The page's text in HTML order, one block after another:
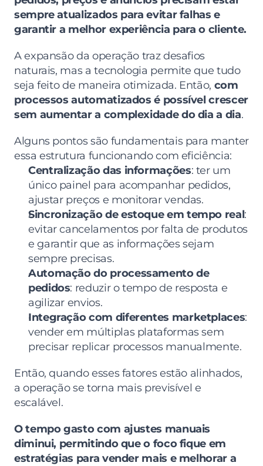
sempre atualizados para evitar falhas e
garantir a melhor experiência para o cliente.
A expansão da operação traz desafios
naturais, mas a tecnologia permite que tudo
seja feito de maneira otimizada. Então, com
processos automatizados é possível crescer
sem aumentar a complexidade do dia a dia.
Alguns pontos são fundamentais para manter
essa estrutura funcionando com eficiência:
Centralização das informações: ter um
único painel para acompanhar pedidos,
ajustar preços e monitorar vendas.
Sincronização de estoque em tempo real:
evitar cancelamentos por falta de produtos
e garantir que as informações sejam
sempre precisas.
Automação do processamento de
pedidos: reduzir o tempo de resposta e
agilizar envios.
Integração com diferentes marketplaces:
vender em múltiplas plataformas sem
precisar replicar processos manualmente.
Então, quando esses fatores estão alinhados,
a operação se torna mais previsível e
escalável.
O tempo gasto com ajustes manuais
diminui, permitindo que o foco fique em
estratégias para vender mais e melhorar a